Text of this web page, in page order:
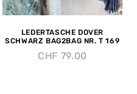
LEDERTASCHE DOVER
SCHWARZ BAG2BAG NR. T 169
CHF 79.00